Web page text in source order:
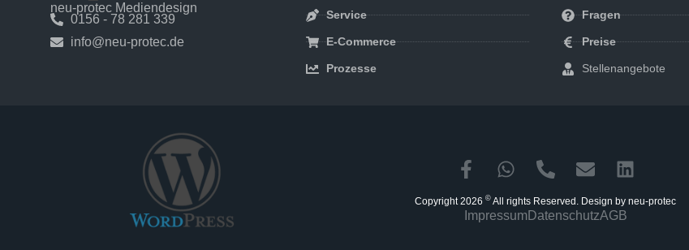
neu-protec Mediendesign
0156 - 78 281 339
info@neu-protec.de
Service
E-Commerce
Prozesse
Fragen
Preise
Stellenangebote
Copyright 2026 © All rights Reserved. Design by neu-protec
ImpressumDatenschutzAGB